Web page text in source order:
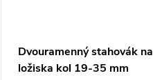
Dvouramenný stahovák na
ložiska kol 19-35 mm